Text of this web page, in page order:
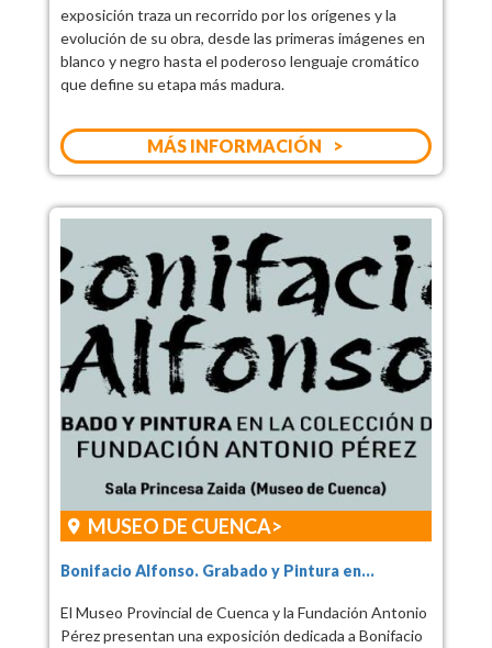
exposición traza un recorrido por los orígenes y la
evolución de su obra, desde las primeras imágenes en
blanco y negro hasta el poderoso lenguaje cromático
que define su etapa más madura.
MÁS INFORMACIÓN
MUSEO DE CUENCA
Bonifacio Alfonso. Grabado y Pintura en...
El Museo Provincial de Cuenca y la Fundación Antonio
Pérez presentan una exposición dedicada a Bonifacio